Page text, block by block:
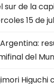
sur de la
15 de
del
Higuchi